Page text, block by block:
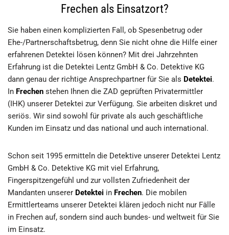
Frechen als Einsatzort?
Sie haben einen komplizierten Fall, ob Spesenbetrug oder
Ehe-/Partnerschaftsbetrug, denn Sie nicht ohne die Hilfe einer
erfahrenen Detektei lösen können? Mit drei Jahrzehnten
Erfahrung ist die Detektei Lentz GmbH & Co. Detektive KG
dann genau der richtige Ansprechpartner für Sie als Detektei.
In Frechen stehen Ihnen die ZAD geprüften Privatermittler
(IHK) unserer Detektei zur Verfügung. Sie arbeiten diskret und
seriös. Wir sind sowohl für private als auch geschäftliche
Kunden im Einsatz und das national und auch international.
Schon seit 1995 ermitteln die Detektive unserer Detektei Lentz
GmbH & Co. Detektive KG mit viel Erfahrung,
Fingerspitzengefühl und zur vollsten Zufriedenheit der
Mandanten unserer Detektei in Frechen. Die mobilen
Ermittlerteams unserer Detektei klären jedoch nicht nur Fälle
in Frechen auf, sondern sind auch bundes- und weltweit für Sie
im Einsatz.